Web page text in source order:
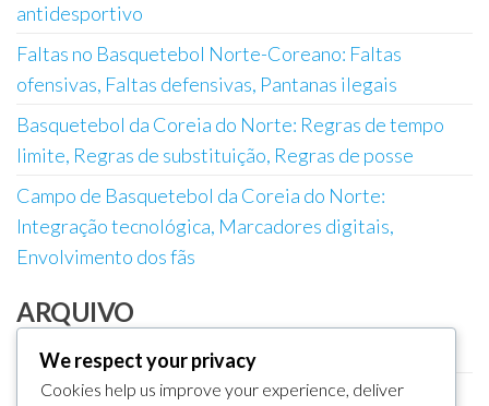
antidesportivo
Faltas no Basquetebol Norte-Coreano: Faltas
ofensivas, Faltas defensivas, Pantanas ilegais
Basquetebol da Coreia do Norte: Regras de tempo
limite, Regras de substituição, Regras de posse
Campo de Basquetebol da Coreia do Norte:
Integração tecnológica, Marcadores digitais,
Envolvimento dos fãs
ARQUIVO
February 2026
January 2026
We respect your privacy
Cookies help us improve your experience, deliver